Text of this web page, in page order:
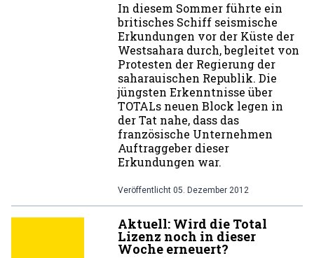
In diesem Sommer führte ein
britisches Schiff seismische
Erkundungen vor der Küste der
Westsahara durch, begleitet von
Protesten der Regierung der
saharauischen Republik. Die
jüngsten Erkenntnisse über
TOTALs neuen Block legen in
der Tat nahe, dass das
französische Unternehmen
Auftraggeber dieser
Erkundungen war.
Veröffentlicht 05. Dezember 2012
Aktuell: Wird die Total
Lizenz noch in dieser
Woche erneuert?